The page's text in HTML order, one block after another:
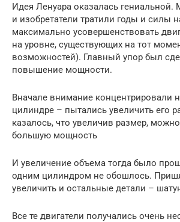
Идея Ленуара оказалась
и изобретатели тратили годы и силы
максимально усовершенствовать
на уровне, существующих на тот
возможностей). Главный упор был
повышение мощности.
Вначале внимание концентрировали
цилиндре – пытались увеличить его
казалось, что увеличив размер,
большую мощность
И увеличение объема тогда было
одним цилиндром не обошлось.
увеличить и остальные детали –
Все те двигатели получались очень